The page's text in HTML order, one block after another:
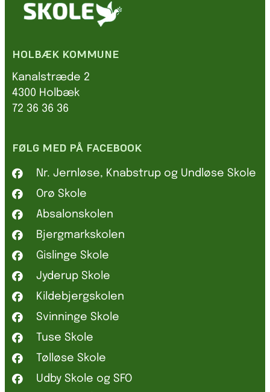
HOLBÆK KOMMUNE
Kanalstræde 2
4300 Holbæk
72 36 36 36
FØLG MED PÅ FACEBOOK
Nr. Jernløse, Knabstrup og Undløse Skole
Orø Skole
Absalonskolen
Bjergmarkskolen
Gislinge Skole
Jyderup Skole
Kildebjergskolen
Svinninge Skole
Tuse Skole
Tølløse Skole
Udby Skole og SFO